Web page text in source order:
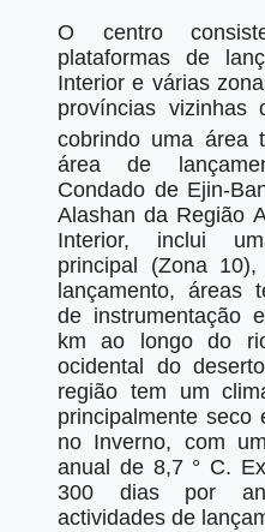
O centro
plataformas de
Interior e várias
províncias vizinhas
cobrindo uma área
área de
Condado de Ejin-
Alashan da Região
Interior, inclui
principal (Zona
lançamento, áreas
de instrumentação
km ao longo do
ocidental do
região tem um
principalmente seco
no Inverno, com
anual de 8,7 ° C.
300 dias por
actividades de